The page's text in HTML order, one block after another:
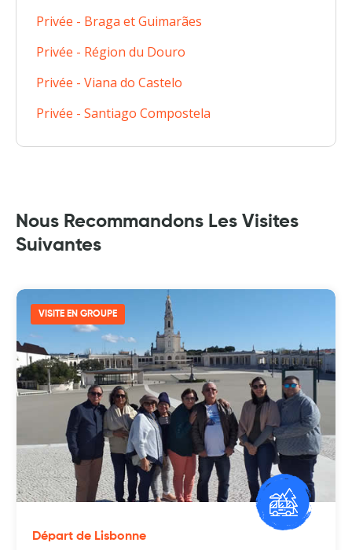
Privée - Braga et Guimarães
Privée - Région du Douro
Privée - Viana do Castelo
Privée - Santiago Compostela
Nous Recommandons Les Visites
Suivantes
VISITE EN GROUPE
Départ de Lisbonne